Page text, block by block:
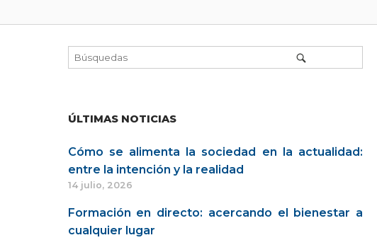
ÚLTIMAS NOTICIAS
Cómo se alimenta la sociedad en la actualidad:
entre la intención y la realidad
14 julio, 2026
Formación en directo: acercando el bienestar a
cualquier lugar